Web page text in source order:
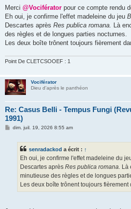
s
a
g
Merci @Vociférator pour ce compte rendu
Eh oui, je confirme l'effet madeleine du jeu
Descartes après Res publica romana.
Là
des règles et de longues parties nocturnes.
Les deux boîte trônent toujours fièrement
Point De CLETCSOOEF : 1
Vociférator
Dieu d'après le panthéon
Re: Casus Belli - Tempus Fungi
1991)
Mdim. juil. 19, 2026 8:55 am
senradackod a écrit : ↑
Eh oui, je confirme l'effet madeleine du
Descartes après Res publica romana. Là
minutieuse des règles et de longues
Les deux boîte trônent toujours